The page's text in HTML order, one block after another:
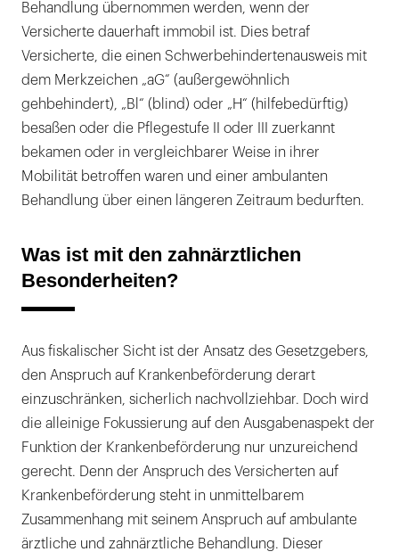
Behandlung übernommen werden, wenn der
Versicherte dauerhaft immobil ist. Dies betraf
Versicherte, die einen Schwerbehindertenausweis mit
dem Merkzeichen „aG“ (außergewöhnlich
gehbehindert), „Bl“ (blind) oder „H“ (hilfebedürftig)
besaßen oder die Pflegestufe II oder III zuerkannt
bekamen oder in vergleichbarer Weise in ihrer
Mobilität betroffen waren und einer ambulanten
Behandlung über einen längeren Zeitraum bedurften.
Was ist mit den zahnärztlichen
Besonderheiten?
Aus fiskalischer Sicht ist der Ansatz des Gesetzgebers,
den Anspruch auf Krankenbeförderung derart
einzuschränken, sicherlich nachvollziehbar. Doch wird
die alleinige Fokussierung auf den Ausgabenaspekt der
Funktion der Krankenbeförderung nur unzureichend
gerecht. Denn der Anspruch des Versicherten auf
Krankenbeförderung steht in unmittelbarem
Zusammenhang mit seinem Anspruch auf ambulante
ärztliche und zahnärztliche Behandlung. Dieser